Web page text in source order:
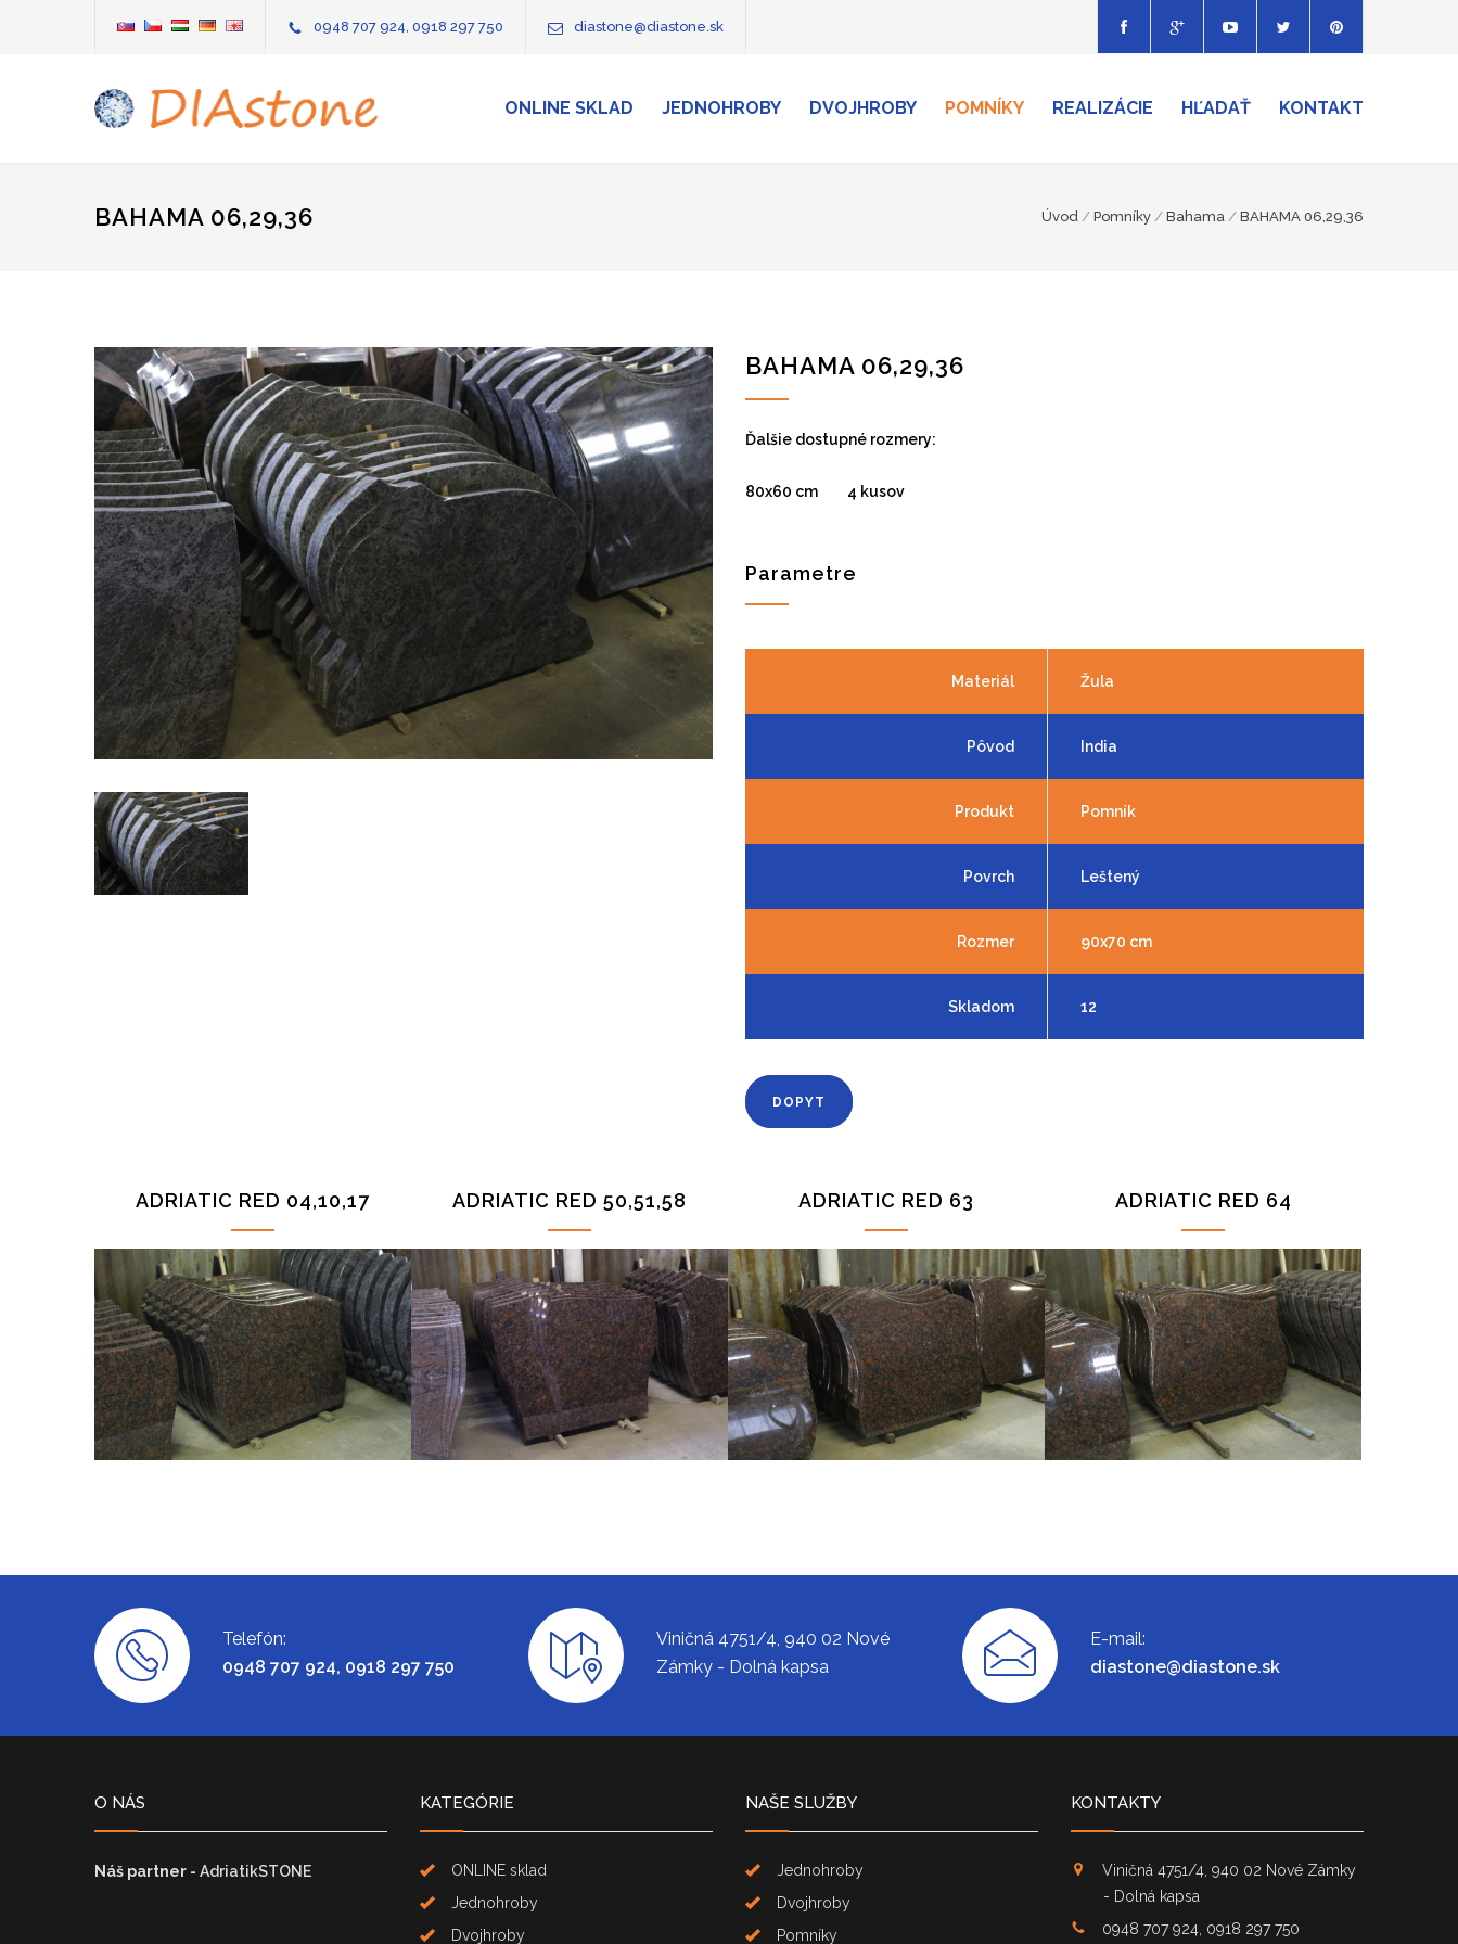
0948 707 924, 0918 297 750 diastone@diastone.sk
ONLINE SKLAD JEDNOHROBY DVOJHROBY POMNÍKY REALIZÁCIE HĽADAŤ KONTAKT
BAHAMA 06,29,36 Úvod / Pomníky / Bahama / BAHAMA 06,29,36
BAHAMA 06,29,36
Ďalšie dostupné rozmery:
80x60 cm 4 kusov
Parametre
Materiál Žula
Pôvod India
Produkt Pomník
Povrch Leštený
Rozmer 90x70 cm
Skladom 12
DOPYT
ADRIATIC RED 04,10,17 ADRIATIC RED 50,51,58 ADRIATIC RED 63 ADRIATIC RED 64
Telefón:
0948 707 924, 0918 297 750
Viničná 4751/4, 940 02 Nové
Zámky - Dolná kapsa
E-mail:
diastone@diastone.sk
O NÁS
Náš partner - AdriatikSTONE
KATEGÓRIE
ONLINE sklad
Jednohroby
Dvojhroby
NAŠE SLUŽBY
Jednohroby
Dvojhroby
Pomníky
KONTAKTY
Viničná 4751/4, 940 02 Nové Zámky
- Dolná kapsa
0948 707 924, 0918 297 750